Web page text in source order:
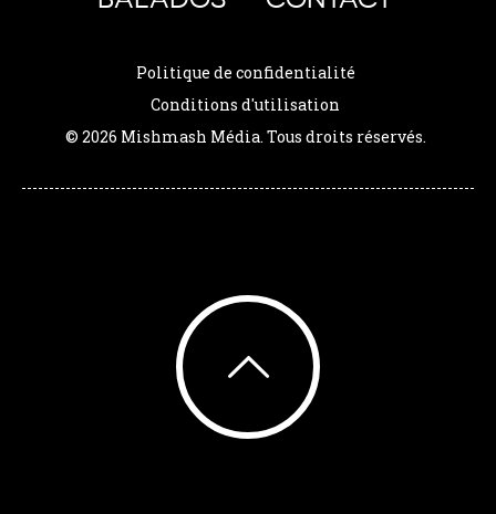
Politique de confidentialité
Conditions d'utilisation
© 2026 Mishmash Média. Tous droits réservés.